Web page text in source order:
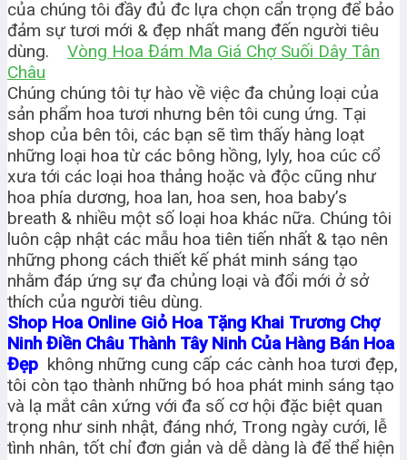
của chúng tôi đầy đủ đc lựa chọn cẩn trọng để bảo
đảm sự tươi mới & đẹp nhất mang đến người tiêu
dùng. Vòng Hoa Đám Ma Giá Chợ Suối Dây Tân
Châu
Chúng chúng tôi tự hào về việc đa chủng loại của
sản phẩm hoa tươi nhưng bên tôi cung ứng. Tại
shop của bên tôi, các bạn sẽ tìm thấy hàng loạt
những loại hoa từ các bông hồng, lyly, hoa cúc cổ
xưa tới các loại hoa thảng hoặc và độc cũng như
hoa phía dương, hoa lan, hoa sen, hoa baby’s
breath & nhiều một số loại hoa khác nữa. Chúng tôi
luôn cập nhật các mẫu hoa tiên tiến nhất & tạo nên
những phong cách thiết kế phát minh sáng tạo
nhằm đáp ứng sự đa chủng loại và đổi mới ở sở
thích của người tiêu dùng.
Shop Hoa Online Giỏ Hoa Tặng Khai Trương Chợ
Ninh Điền Châu Thành Tây Ninh Của Hàng Bán Hoa
Đẹp không những cung cấp các cành hoa tươi đẹp,
tôi còn tạo thành những bó hoa phát minh sáng tạo
và lạ mắt cân xứng với đa số cơ hội đặc biệt quan
trọng như sinh nhật, đáng nhớ, Trong ngày cưới, lễ
tình nhân, tốt chỉ đơn giản và dễ dàng là để thể hiện